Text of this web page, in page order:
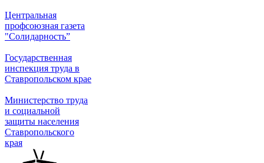
Центральная
профсоюзная газета
"Солидарность”
Государственная
инспекция труда в
Ставропольском крае
Министерство труда
и социальной
защиты населения
Ставропольского
края